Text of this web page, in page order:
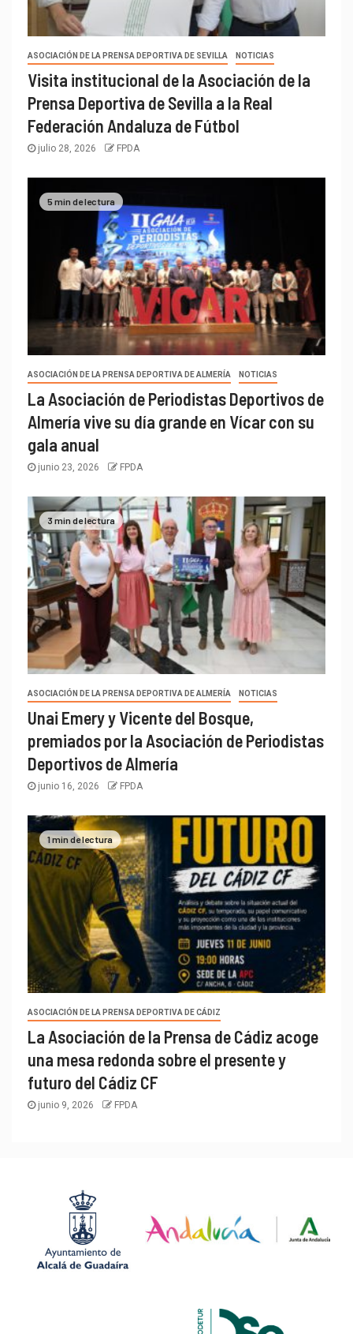
ASOCIACIÓN DE LA PRENSA DEPORTIVA DE SEVILLA NOTICIAS
Visita institucional de la Asociación de la
Prensa Deportiva de Sevilla a la Real
Federación Andaluza de Fútbol
julio 28, 2026 FPDA
5 min de lectura
ASOCIACIÓN DE LA PRENSA DEPORTIVA DE ALMERÍA NOTICIAS
La Asociación de Periodistas Deportivos de
Almería vive su día grande en Vícar con su
gala anual
junio 23, 2026 FPDA
3 min de lectura
ASOCIACIÓN DE LA PRENSA DEPORTIVA DE ALMERÍA NOTICIAS
Unai Emery y Vicente del Bosque,
premiados por la Asociación de Periodistas
Deportivos de Almería
junio 16, 2026 FPDA
1 min de lectura
ASOCIACIÓN DE LA PRENSA DEPORTIVA DE CÁDIZ
La Asociación de la Prensa de Cádiz acoge
una mesa redonda sobre el presente y
futuro del Cádiz CF
junio 9, 2026 FPDA